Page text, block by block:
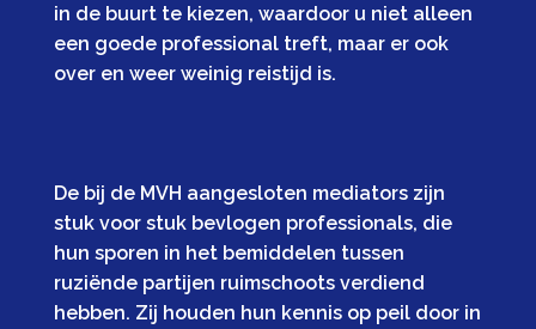
in de buurt te kiezen, waardoor u niet alleen
een goede professional treft, maar er ook
over en weer weinig reistijd is.
De bij de MVH aangesloten mediators zijn
stuk voor stuk bevlogen professionals, die
hun sporen in het bemiddelen tussen
ruziënde partijen ruimschoots verdiend
hebben. Zij houden hun kennis op peil door in